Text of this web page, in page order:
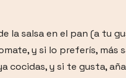
la salsa en el pan (a tu
y si lo preferís, más
cocidas, y si te gusta,